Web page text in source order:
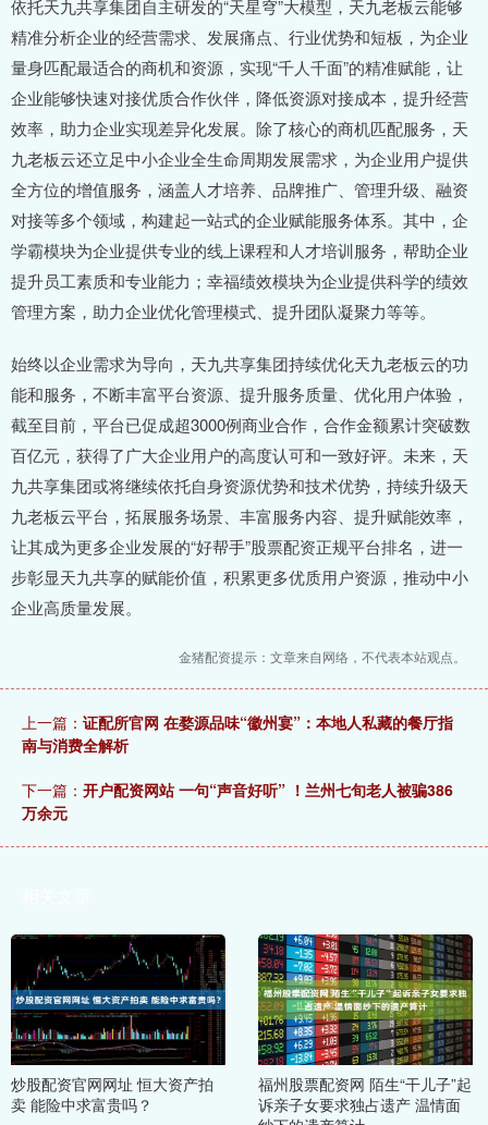
依托天九共享集团自主研发的“天星穹”大模型，天九老板云能够
精准分析企业的经营需求、发展痛点、行业优势和短板，为企业
量身匹配最适合的商机和资源，实现“千人千面”的精准赋能，让
企业能够快速对接优质合作伙伴，降低资源对接成本，提升经营
效率，助力企业实现差异化发展。除了核心的商机匹配服务，天
九老板云还立足中小企业全生命周期发展需求，为企业用户提供
全方位的增值服务，涵盖人才培养、品牌推广、管理升级、融资
对接等多个领域，构建起一站式的企业赋能服务体系。其中，企
学霸模块为企业提供专业的线上课程和人才培训服务，帮助企业
提升员工素质和专业能力；幸福绩效模块为企业提供科学的绩效
管理方案，助力企业优化管理模式、提升团队凝聚力等等。
始终以企业需求为导向，天九共享集团持续优化天九老板云的功
能和服务，不断丰富平台资源、提升服务质量、优化用户体验，
截至目前，平台已促成超3000例商业合作，合作金额累计突破数
百亿元，获得了广大企业用户的高度认可和一致好评。未来，天
九共享集团或将继续依托自身资源优势和技术优势，持续升级天
九老板云平台，拓展服务场景、丰富服务内容、提升赋能效率，
让其成为更多企业发展的“好帮手”股票配资正规平台排名，进一
步彰显天九共享的赋能价值，积累更多优质用户资源，推动中小
企业高质量发展。
金猪配资提示：文章来自网络，不代表本站观点。
上一篇： 证配所官网 在婺源品味“徽州宴”：本地人私藏的餐厅指
南与消费全解析
下一篇： 开户配资网站 一句“声音好听” ！兰州七旬老人被骗386
万余元
炒股配资官网网址 恒大资产拍
卖 能险中求富贵吗？
福州股票配资网 陌生“干儿子”起
诉亲子女要求独占遗产 温情面